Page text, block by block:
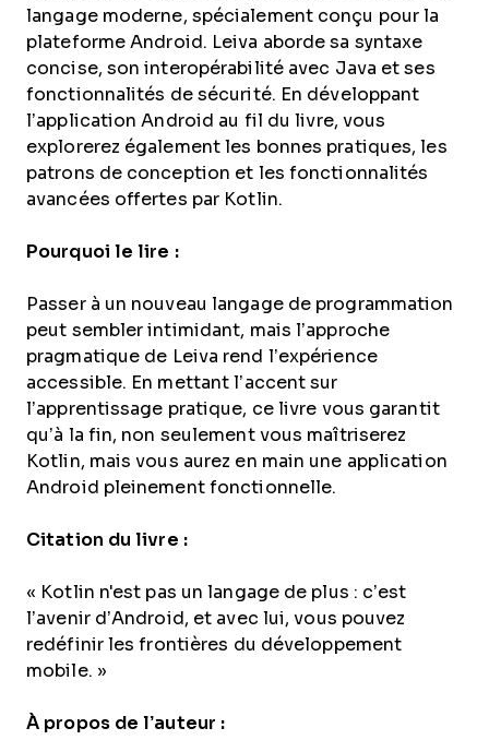
langage moderne, spécialement conçu pour la
plateforme Android. Leiva aborde sa syntaxe
concise, son interopérabilité avec Java et ses
fonctionnalités de sécurité. En développant
l’application Android au fil du livre, vous
explorerez également les bonnes pratiques, les
patrons de conception et les fonctionnalités
avancées offertes par Kotlin.
Pourquoi le lire :
Passer à un nouveau langage de programmation
peut sembler intimidant, mais l’approche
pragmatique de Leiva rend l’expérience
accessible. En mettant l’accent sur
l’apprentissage pratique, ce livre vous garantit
qu’à la fin, non seulement vous maîtriserez
Kotlin, mais vous aurez en main une application
Android pleinement fonctionnelle.
Citation du livre :
« Kotlin n'est pas un langage de plus : c’est
l’avenir d’Android, et avec lui, vous pouvez
redéfinir les frontières du développement
mobile. »
À propos de l’auteur :